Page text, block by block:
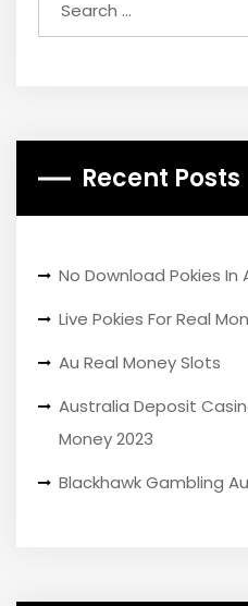
Recent Posts
No Download Pokies In
Live Pokies For Real
Au Real Money Slots
Australia Deposit
Money 2023
Blackhawk Gambling Au